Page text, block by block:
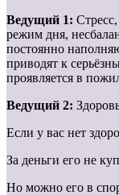
Ведущий 1:
режим дня,
постоянно
приводят к
проявляется в
Ведущий 2:
Если у вас нет
За деньги его не
Но можно его в